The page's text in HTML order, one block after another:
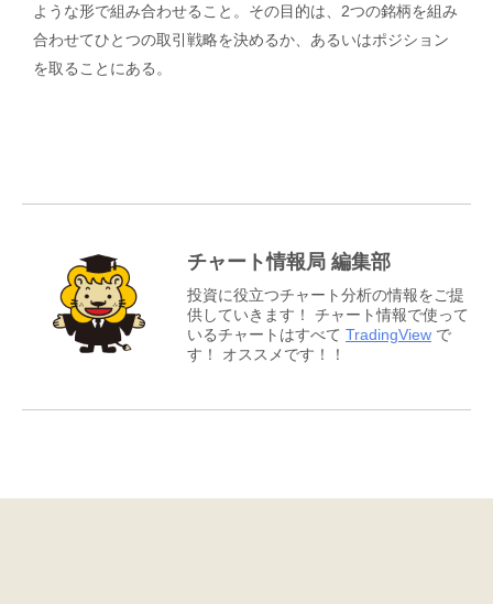
ような形で組み合わせること。その目的は、2つの銘柄を組み
合わせてひとつの取引戦略を決めるか、あるいはポジション
を取ることにある。
チャート情報局 編集部
投資に役立つチャート分析の情報をご提
供していきます！ チャート情報で使って
いるチャートはすべて TradingView で
す！ オススメです！！